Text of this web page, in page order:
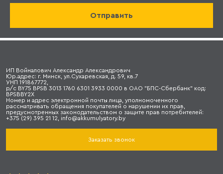
ИП Войналович Александр Александрович
Юр.адрес: г. Минск, ул.Сухаревская, д. 59, кв.7
УНП 191867772,
р/с BY75 BPSB 3013 1760 6301 3933 0000 в ОАО "БПС-Сбербанк" код:
BPSBBY2X
Номер и адрес электронной почты лица, уполномоченного
рассматривать обращения покупателей о нарушении их прав,
предусмотренных законодательством о защите прав потребителей:
+375 (29) 395 21 12, info@akkumulyatory.by
Заказать звонок